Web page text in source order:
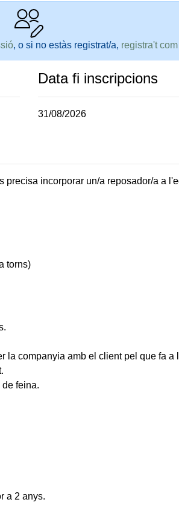
, o si no estàs registrat/a, registra't
Data fi inscripcions
31/08/2026
precisa incorporar un/a reposador/a a
torns)
companyia amb el client pel que fa a
feina.
a 2 anys.